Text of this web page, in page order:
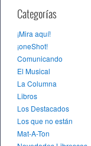
Categorías
¡Mira aquí!
¡oneShot!
Comunicando
El Musical
La Columna
Libros
Los Destacados
Los que no están
Mat-A-Ton